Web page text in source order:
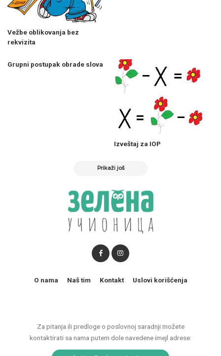
Vežbe oblikovanja bez
rekvizita
Grupni postupak obrade slova
Izveštaj za IOP
Prikaži još
Za pitanja ili predloge o poslovnoj saradnji možete
kontaktirati sa nama putem dole navedene imejl adrese:
O nama Naš tim Kontakt Uslovi korišćenja